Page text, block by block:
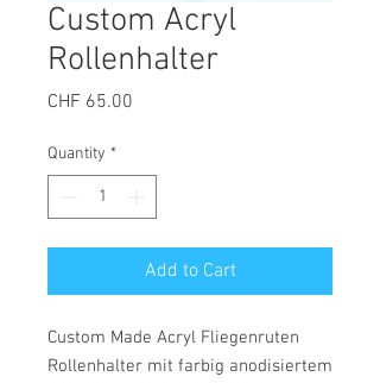
Custom Acryl
Rollenhalter
CHF 65.00
Quantity *
Add to Cart
Custom Made Acryl Fliegenruten
Rollenhalter mit farbig anodisiertem